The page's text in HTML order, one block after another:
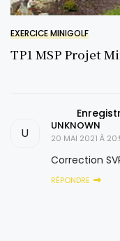
EXERCICE MINIGOLF
TP1 MSP Projet
U
UNKNOWN
20 MAI 2021 À
Correction
RÉPONDRE